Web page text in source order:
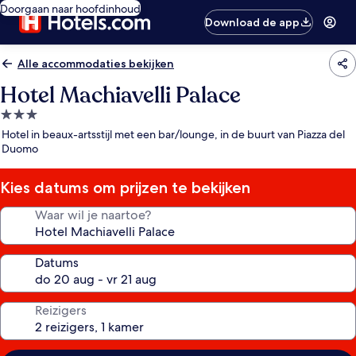
Doorgaan naar hoofdinhoud
Download de app
Alle accommodaties bekijken
Hotel Machiavelli Palace
3.0-
sterrenaccommodatie
Hotel in beaux-artsstijl met een bar/lounge, in de buurt van Piazza del
Duomo
Kies datums om prijzen te bekijken
Waar wil je naartoe?
Datums
Reizigers